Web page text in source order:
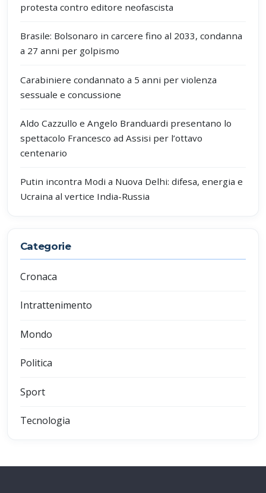
protesta contro editore neofascista
Brasile: Bolsonaro in carcere fino al 2033, condanna
a 27 anni per golpismo
Carabiniere condannato a 5 anni per violenza
sessuale e concussione
Aldo Cazzullo e Angelo Branduardi presentano lo
spettacolo Francesco ad Assisi per l’ottavo
centenario
Putin incontra Modi a Nuova Delhi: difesa, energia e
Ucraina al vertice India-Russia
Categorie
Cronaca
Intrattenimento
Mondo
Politica
Sport
Tecnologia